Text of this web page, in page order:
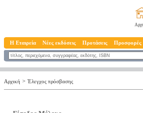
Η Εταιρεία Νέες εκδόσεις Προτάσεις Προσφορές
Αρχική > Έλεγχος πρόσβασης